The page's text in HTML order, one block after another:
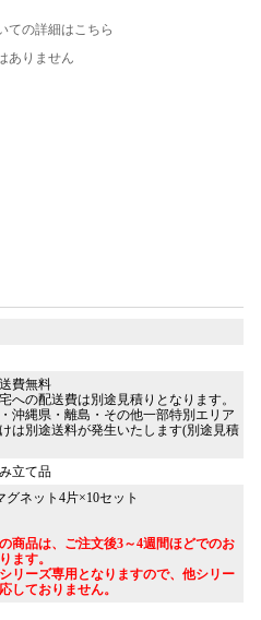
ての詳細はこちら
ありません
費無料
への配送費は別途見積りとなります。
沖縄県・離島・その他一部特別エリア
は別途送料が発生いたします(別途見積
立て品
グネット4片×10セット
商品は、ご注文後3～4週間ほどでのお
ます。
リーズ専用となりますので、他シリー
しておりません。